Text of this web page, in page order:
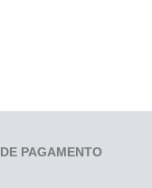
PAGAMENTO